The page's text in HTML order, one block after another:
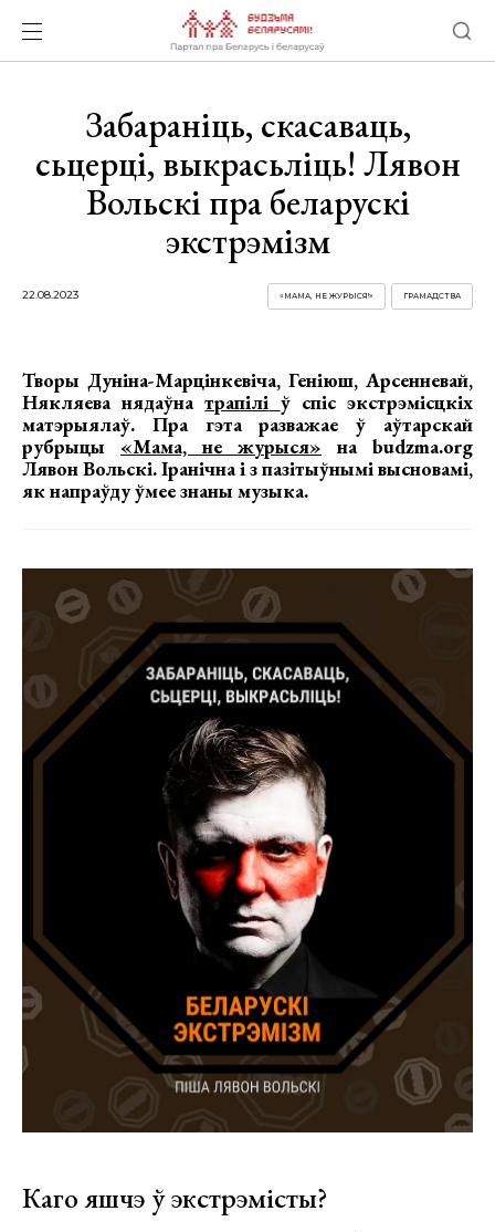
Забараніць, скасаваць,
сьцерці, выкрасьліць! Лявон
Вольскі пра беларускі
экстрэмізм
22.08.2023 ГРАМАДСТВА
«МАМА, НЕ ЖУРЫСЯ!»
Творы Дуніна-Марцінкевіча, Геніюш, Арсенневай,
Някляева нядаўнатрапілі ў спіс экстрэмісцкіх
матэрыялаў. Пра гэта разважае ў аўтарскай
рубрыцы «Мама, не журыся» на budzma.org
Лявон Вольскі. Іранічна і з пазітыўнымі высновамі,
як напраўду ўмее знаны музыка.
Каго яшчэ ў экстрэмісты?